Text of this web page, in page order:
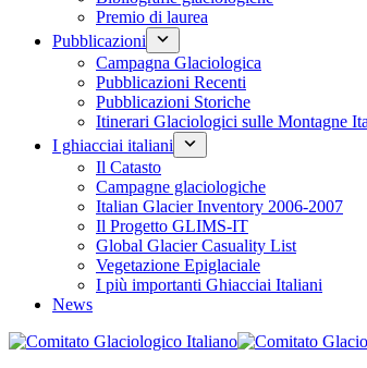
Premio di laurea
Pubblicazioni
Campagna Glaciologica
Pubblicazioni Recenti
Pubblicazioni Storiche
Itinerari Glaciologici sulle Montagne
I ghiacciai italiani
Il Catasto
Campagne glaciologiche
Italian Glacier Inventory 2006-2007
Il Progetto GLIMS-IT
Global Glacier Casuality List
Vegetazione Epiglaciale
I più importanti Ghiacciai Italiani
News